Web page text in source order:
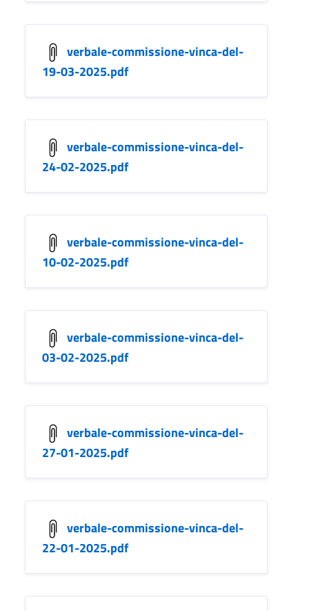
verbale-commissione-vinca-del-
19-03-2025.pdf
verbale-commissione-vinca-del-
24-02-2025.pdf
verbale-commissione-vinca-del-
10-02-2025.pdf
verbale-commissione-vinca-del-
03-02-2025.pdf
verbale-commissione-vinca-del-
27-01-2025.pdf
verbale-commissione-vinca-del-
22-01-2025.pdf